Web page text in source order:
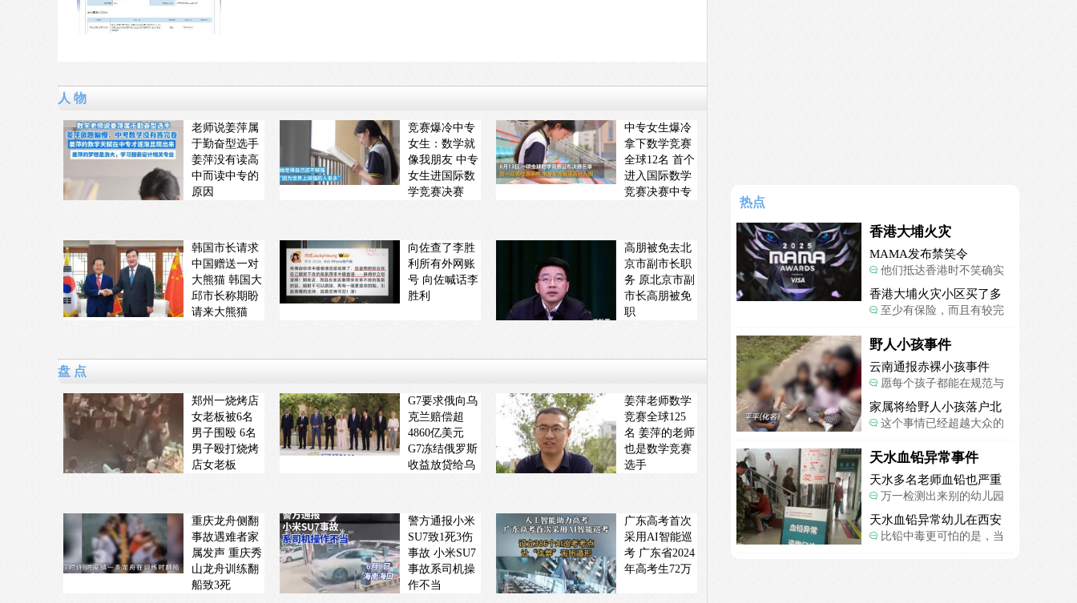
人 物
老师说姜萍属
于勤奋型选手
姜萍没有读高
中而读中专的
原因
竞赛爆冷中专
女生：数学就
像我朋友 中专
女生进国际数
学竞赛决赛
中专女生爆冷
拿下数学竞赛
全球12名 首个
进入国际数学
竞赛决赛中专
韩国市长请求
中国赠送一对
大熊猫 韩国大
邱市长称期盼
请来大熊猫
向佐查了李胜
利所有外网账
号 向佐喊话李
胜利
高朋被免去北
京市副市长职
务 原北京市副
市长高朋被免
职
盘 点
郑州一烧烤店
女老板被6名
男子围殴 6名
男子殴打烧烤
店女老板
G7要求俄向乌
克兰赔偿超
4860亿美元
G7冻结俄罗斯
收益放贷给乌
姜萍老师数学
竞赛全球125
名 姜萍的老师
也是数学竞赛
选手
重庆龙舟侧翻
事故遇难者家
属发声 重庆秀
山龙舟训练翻
船致3死
警方通报小米
SU7致1死3伤
事故 小米SU7
事故系司机操
作不当
广东高考首次
采用AI智能巡
考 广东省2024
年高考生72万
热点
香港大埔火灾
MAMA发布禁笑令
他们抵达香港时不笑确实
是最好的选择，当时楼还烧
着呢谁笑不被骂才怪了，也
算是一种保护吧。
香港大埔火灾小区买了多
项保险
至少有保险，而且有较完
野人小孩事件
云南通报赤裸小孩事件
愿每个孩子都能在规范与
关爱中向阳生长。
家属将给野人小孩落户北
京这个事情已经超越大众的
已经畸形了，得尽快送医。
天水血铅异常事件
天水多名老师血铅也严重
超标万一检测出来别的幼儿园
孩子也超标，那事情就不是
一般大了。
天水血铅异常幼儿在西安
确诊铅中毒
比铅中毒更可怕的是，当